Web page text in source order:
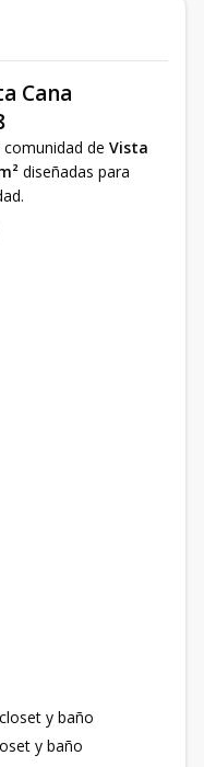
Cana
de Vista
diseñadas para
y baño
y baño